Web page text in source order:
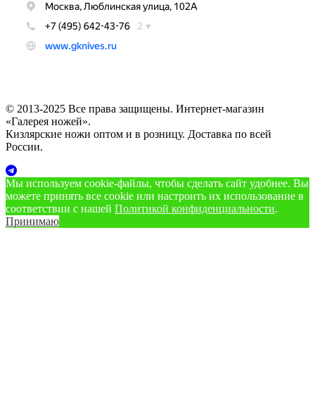
© 2013-2025 Все права защищены. Интернет-магазин
«Галерея ножей».
Кизлярские ножи оптом и в розницу. Доставка по всей
России.
Мы используем cookie‑файлы, чтобы сделать сайт удобнее. Вы
можете принять все cookie или настроить их использование в
соответствии с нашей Политикой конфиденциальности.
Принимаю